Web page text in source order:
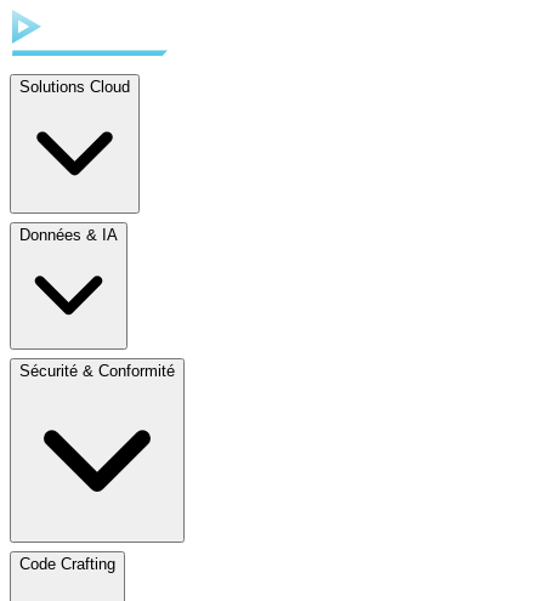
Solutions Cloud
Données & IA
Sécurité & Conformité
Code Crafting